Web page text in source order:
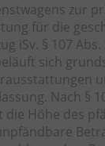
zur
für die
iSv. § 107 Abs.
sich
Nach §
Höhe des